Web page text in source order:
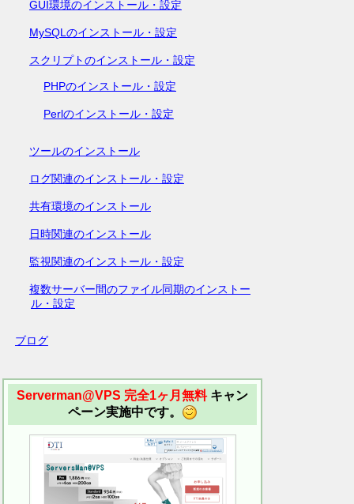
GUI環境のインストール・設定
MySQLのインストール・設定
スクリプトのインストール・設定
PHPのインストール・設定
Perlのインストール・設定
ツールのインストール
ログ関連のインストール・設定
共有環境のインストール
日時関連のインストール
監視関連のインストール・設定
複数サーバー間のファイル同期のインストー
ル・設定
ブログ
Serverman@VPS 完全1ヶ月無料キャン
ペーン実施中です。